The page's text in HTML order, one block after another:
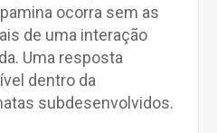
ocorra sem as
de uma interação
Uma resposta
dentro da
subdesenvolvidos.